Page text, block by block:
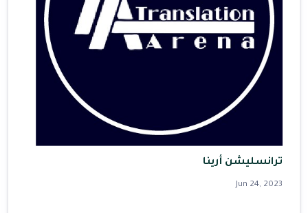
ترانسليشن أرينا
Jun 24, 2023